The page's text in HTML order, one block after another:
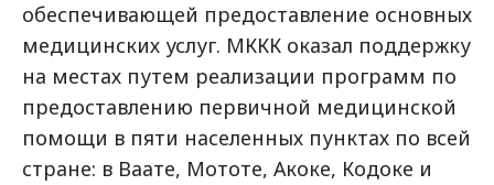
обеспечивающей предоставление основных
медицинских услуг. МККК оказал поддержку
на местах путем реализации программ по
предоставлению первичной медицинской
помощи в пяти населенных пунктах по всей
стране: в Ваате, Мототе, Акоке, Кодоке и